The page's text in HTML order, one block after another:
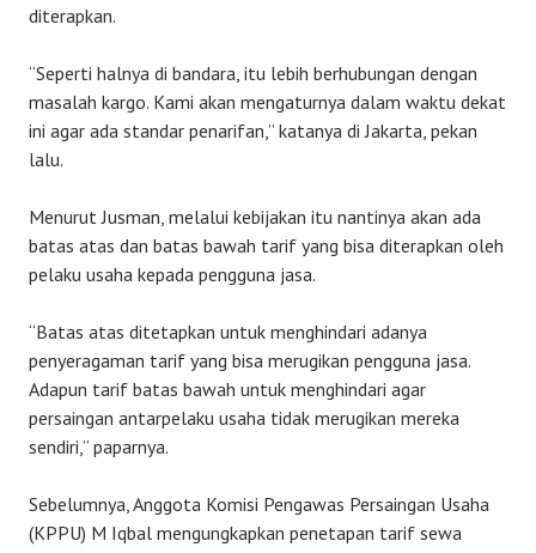
diterapkan.
“Seperti halnya di bandara, itu lebih berhubungan dengan
masalah kargo. Kami akan mengaturnya dalam waktu dekat
ini agar ada standar penarifan,” katanya di Jakarta, pekan
lalu.
Menurut Jusman, melalui kebijakan itu nantinya akan ada
batas atas dan batas bawah tarif yang bisa diterapkan oleh
pelaku usaha kepada pengguna jasa.
“Batas atas ditetapkan untuk menghindari adanya
penyeragaman tarif yang bisa merugikan pengguna jasa.
Adapun tarif batas bawah untuk menghindari agar
persaingan antarpelaku usaha tidak merugikan mereka
sendiri,” paparnya.
Sebelumnya, Anggota Komisi Pengawas Persaingan Usaha
(KPPU) M Iqbal mengungkapkan penetapan tarif sewa